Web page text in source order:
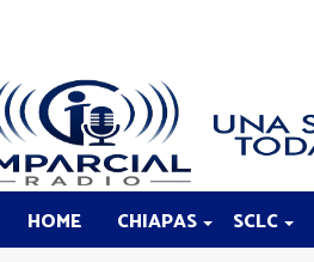
HOME CHIAPAS SCLC